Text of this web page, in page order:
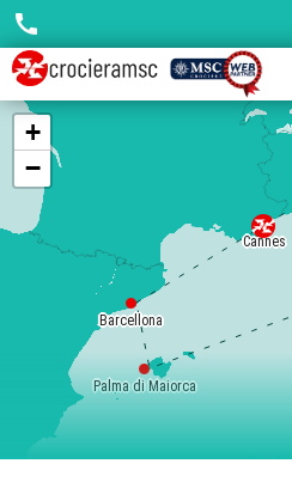
Barcellona
Cannes
Palma di Maiorca
+
−
call